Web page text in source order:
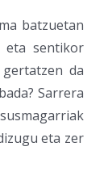
batzuetan
eta sentikor
da
Sarrera
eta zer